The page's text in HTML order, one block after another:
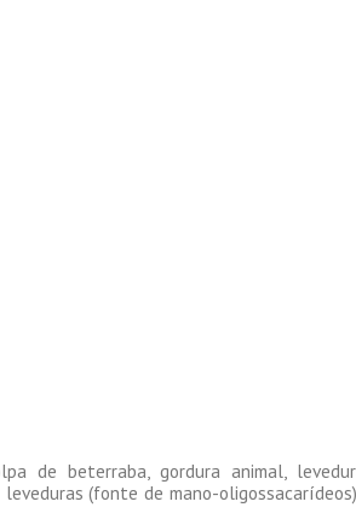
de beterraba, gordura animal,
leveduras (fonte de mano-